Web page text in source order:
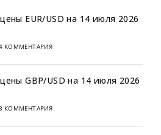
EUR/USD на 14 июля 2026
КОММЕНТАРИЯ
GBP/USD на 14 июля 2026
КОММЕНТАРИЯ